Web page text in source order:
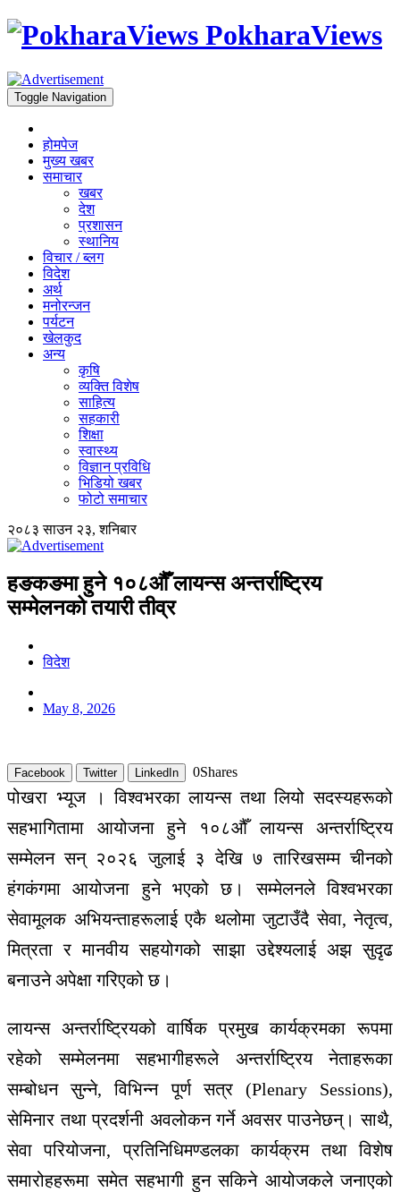
PokharaViews
Toggle Navigation
होमपेज
मुख्य खबर
समाचार
खबर
देश
प्रशासन
स्थानिय
विचार / ब्लग
विदेश
अर्थ
मनोरन्जन
पर्यटन
खेलकुद
अन्य
कृषि
व्यक्ति विशेष
साहित्य
सहकारी
शिक्षा
स्वास्थ्य
विज्ञान प्रविधि
भिडियो खबर
फोटो समाचार
२०८३ साउन २३, शनिबार
हङकङमा हुने १०८औँ लायन्स अन्तर्राष्ट्रिय
सम्मेलनको तयारी तीव्र
विदेश
May 8, 2026
Facebook Twitter LinkedIn 0Shares
पोखरा भ्यूज । विश्वभरका लायन्स तथा लियो सदस्यहरूको
सहभागितामा आयोजना हुने १०८औँ लायन्स अन्तर्राष्ट्रिय
सम्मेलन सन् २०२६ जुलाई ३ देखि ७ तारिखसम्म चीनको
हंगकंगमा आयोजना हुने भएको छ। सम्मेलनले विश्वभरका
सेवामूलक अभियन्ताहरूलाई एकै थलोमा जुटाउँदै सेवा, नेतृत्व,
मित्रता र मानवीय सहयोगको साझा उद्देश्यलाई अझ सुदृढ
बनाउने अपेक्षा गरिएको छ।
लायन्स अन्तर्राष्ट्रियको वार्षिक प्रमुख कार्यक्रमका रूपमा
रहेको सम्मेलनमा सहभागीहरूले अन्तर्राष्ट्रिय नेताहरूका
सम्बोधन सुन्ने, विभिन्न पूर्ण सत्र (Plenary Sessions),
सेमिनार तथा प्रदर्शनी अवलोकन गर्ने अवसर पाउनेछन्। साथै,
सेवा परियोजना, प्रतिनिधिमण्डलका कार्यक्रम तथा विशेष
समारोहहरूमा समेत सहभागी हुन सकिने आयोजकले जनाएको